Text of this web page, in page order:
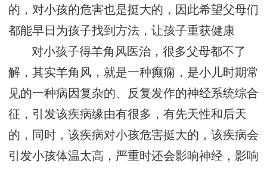
的，对小孩的危害也是挺大的，因此希望父母们
都能早日为孩子找到方法，让孩子重获健康
对小孩子得羊角风医治，很多父母都不了
解，其实羊角风，就是一种癫痫，是小儿时期常
见的一种病因复杂的、反复发作的神经系统综合
征，引发该疾病缘由有很多，有先天性和后天
的，同时，该疾病对小孩危害挺大的，该疾病会
引发小孩体温太高，严重时还会影响神经，影响